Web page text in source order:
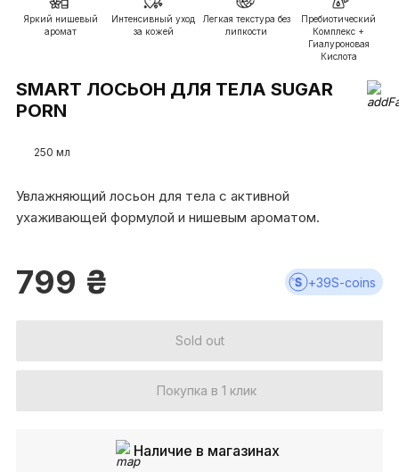
Яркий нишевый
аромат
Интенсивный уход
за кожей
Легкая текстура без
липкости
Пребиотический
Комплекс +
Гиалуроновая
Кислота
SMART ЛОСЬОН ДЛЯ ТЕЛА SUGAR
PORN
250 мл
Увлажняющий лосьон для тела с активной
ухаживающей формулой и нишевым ароматом.
799 ₴ +39S-coins
Sold out
Покупка в 1 клик
Наличие в магазинах